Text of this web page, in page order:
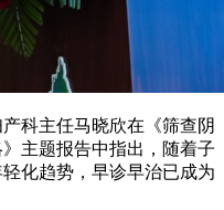
科主任马晓欣在《筛查阴
主题报告中指出，随着子
化趋势，早诊早治已成为